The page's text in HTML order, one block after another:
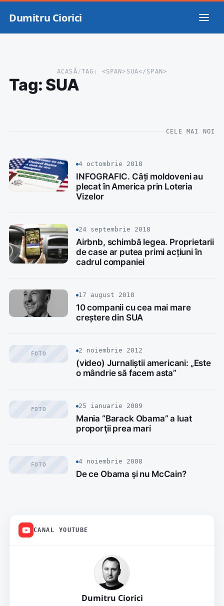
Dumitru Ciorici
ACASĂ/TAG: <SPAN>SUA</SPAN>
Tag: SUA
CELE MAI NOI
4 octombrie 2018
INFOGRAFIC. Câți moldoveni au
plecat în America prin Loteria
Vizelor
24 septembrie 2018
Airbnb, schimbă legea. Proprietarii
de case ar putea primi acțiuni în
cadrul companiei
17 august 2018
10 companii cu cea mai mare
creștere din SUA
FOTO 2 noiembrie 2012
(video) Jurnaliștii americani: „Este
o mândrie să facem asta”
FOTO 25 ianuarie 2009
Mania “Barack Obama” a luat
proporţii prea mari
FOTO 4 noiembrie 2008
De ce Obama şi nu McCain?
CANAL YOUTUBE
Dumitru Ciorici